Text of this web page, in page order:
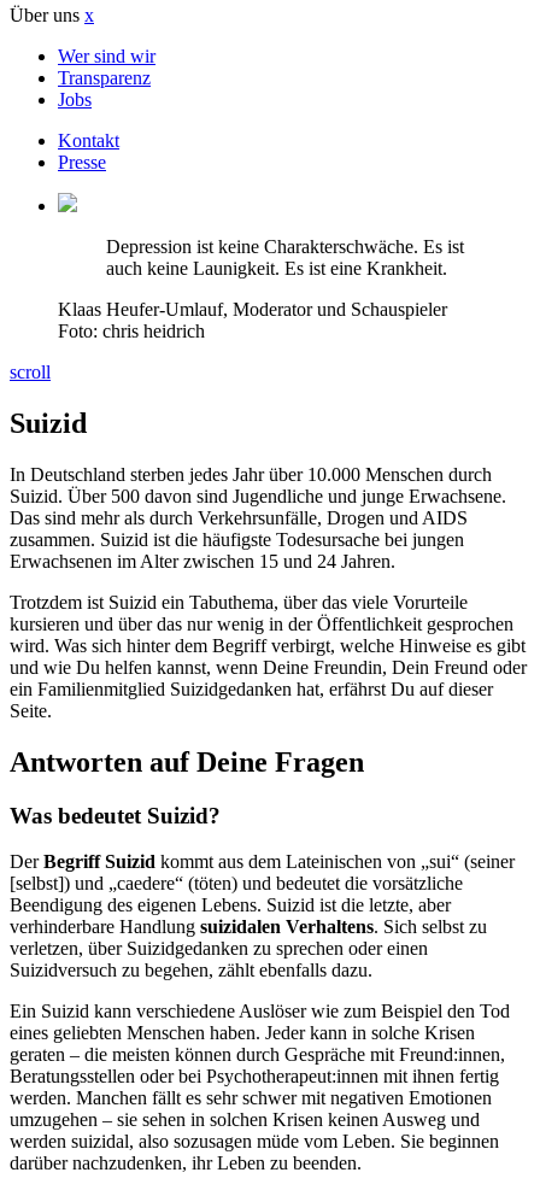
Über uns x
Wer sind wir
Transparenz
Jobs
Kontakt
Presse
Depression ist keine Charakterschwäche. Es ist
auch keine Launigkeit. Es ist eine Krankheit.
Klaas Heufer-Umlauf, Moderator und Schauspieler
Foto: chris heidrich
scroll
Suizid
In Deutschland sterben jedes Jahr über 10.000 Menschen durch
Suizid. Über 500 davon sind Jugendliche und junge Erwachsene.
Das sind mehr als durch Verkehrsunfälle, Drogen und AIDS
zusammen. Suizid ist die häufigste Todesursache bei jungen
Erwachsenen im Alter zwischen 15 und 24 Jahren.
Trotzdem ist Suizid ein Tabuthema, über das viele Vorurteile
kursieren und über das nur wenig in der Öffentlichkeit gesprochen
wird. Was sich hinter dem Begriff verbirgt, welche Hinweise es gibt
und wie Du helfen kannst, wenn Deine Freundin, Dein Freund oder
ein Familienmitglied Suizidgedanken hat, erfährst Du auf dieser
Seite.
Antworten auf Deine Fragen
Was bedeutet Suizid?
DerBegriff Suizid kommt aus dem Lateinischen von „sui“ (seiner
[selbst]) und „caedere“ (töten) und bedeutet die vorsätzliche
Beendigung des eigenen Lebens. Suizid ist die letzte, aber
verhinderbare Handlung suizidalen Verhaltens. Sich selbst zu
verletzen, über Suizidgedanken zu sprechen oder einen
Suizidversuch zu begehen, zählt ebenfalls dazu.
Ein Suizid kann verschiedene Auslöser wie zum Beispiel den Tod
eines geliebten Menschen haben. Jeder kann in solche Krisen
geraten – die meisten können durch Gespräche mit Freund:innen,
Beratungsstellen oder bei Psychotherapeut:innen mit ihnen fertig
werden. Manchen fällt es sehr schwer mit negativen Emotionen
umzugehen – sie sehen in solchen Krisen keinen Ausweg und
werden suizidal, also sozusagen müde vom Leben. Sie beginnen
darüber nachzudenken, ihr Leben zu beenden.